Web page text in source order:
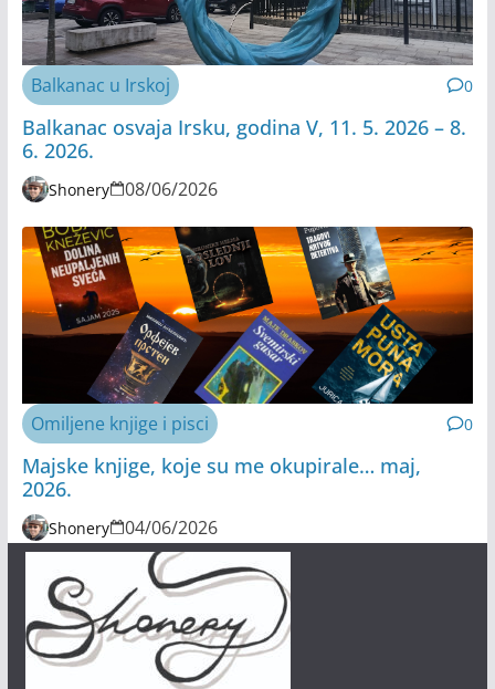
Balkanac u Irskoj 0
Balkanac osvaja Irsku, godina V, 11. 5. 2026 – 8.
6. 2026.
Shonery 08/06/2026
Omiljene knjige i pisci 0
Majske knjige, koje su me okupirale… maj,
2026.
Shonery 04/06/2026